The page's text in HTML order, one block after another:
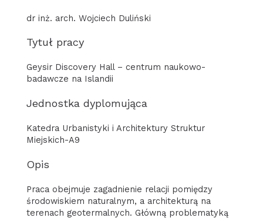
dr inż. arch. Wojciech Duliński
Tytuł pracy
Geysir Discovery Hall – centrum naukowo-
badawcze na Islandii
Jednostka dyplomująca
Katedra Urbanistyki i Architektury Struktur
Miejskich-A9
Opis
Praca obejmuje zagadnienie relacji pomiędzy
środowiskiem naturalnym, a architekturą na
terenach geotermalnych. Główną problematyką